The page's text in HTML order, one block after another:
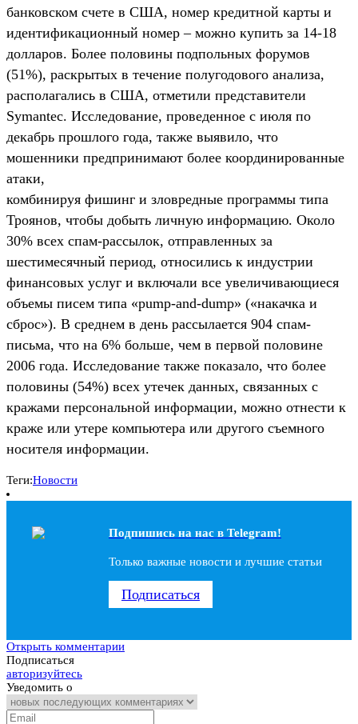
банковском счете в США, номер кредитной карты и
идентификационный номер – можно купить за 14-18
долларов. Более половины подпольных форумов
(51%), раскрытых в течение полугодового анализа,
располагались в США, отметили представители
Symantec. Исследование, проведенное с июля по
декабрь прошлого года, также выявило, что
мошенники предпринимают более координированные
атаки,
комбинируя фишинг и зловредные программы типа
Троянов, чтобы добыть личную информацию. Около
30% всех спам-рассылок, отправленных за
шестимесячный период, относились к индустрии
финансовых услуг и включали все увеличивающиеся
объемы писем типа «pump-and-dump» («накачка и
сброс»). В среднем в день рассылается 904 спам-
письма, что на 6% больше, чем в первой половине
2006 года. Исследование также показало, что более
половины (54%) всех утечек данных, связанных с
кражами персональной информации, можно отнести к
краже или утере компьютера или другого съемного
носителя информации.
Теги:Новости
Подпишись на наc в Telegram!
Только важные новости и лучшие статьи
Подписаться
Открыть комментарии
Подписаться
авторизуйтесь
Уведомить о